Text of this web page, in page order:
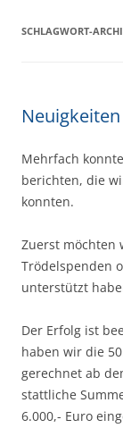
SCHLAGWORT-
Mehrfach
berichten, die
konnten.
Zuerst möchten
Trödelspenden
unterstützt
Der Erfolg ist
haben wir die
gerechnet ab
stattliche
6.000,- Euro